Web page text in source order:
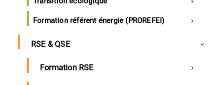
Formation référent énergie (PROREFEI)
RSE & QSE
Formation RSE
Barman primé dans les Landes
France
énergétique